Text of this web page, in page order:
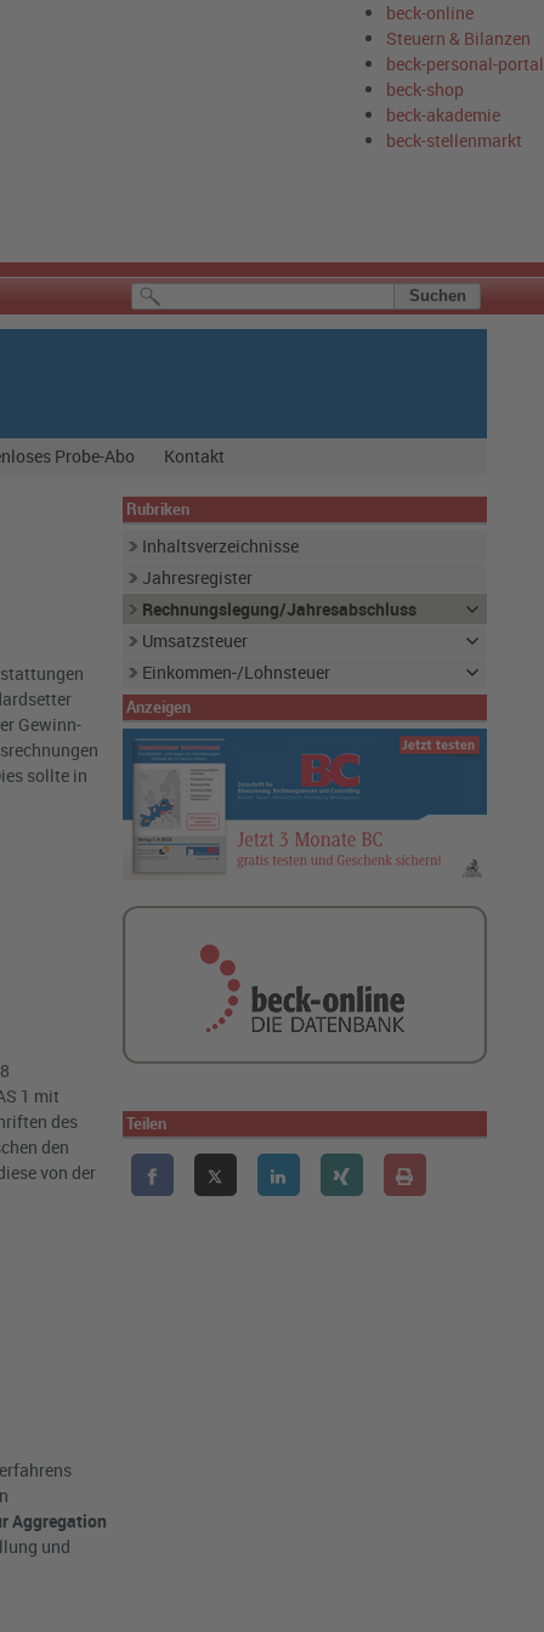
beck-online
Steuern & Bilanzen
beck-personal-portal
beck-shop
beck-akademie
beck-stellenmarkt
Probe-Abo Kontakt
Gewinn-
sollte in
1 mit
des
den
von der
Aggregation
und
Rubriken
Inhaltsverzeichnisse
Jahresregister
Rechnungslegung/Jahresabschluss
Umsatzsteuer
Einkommen-/Lohnsteuer
Anzeigen
Teilen